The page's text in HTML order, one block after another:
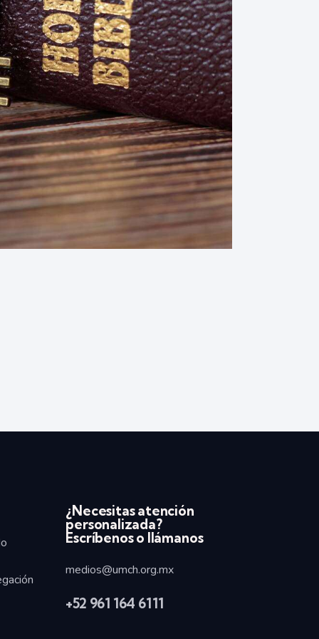
¿Necesitas atención
personalizada?
Escríbenos o llámanos
medios@umch.org.mx
+52 961 164 6111